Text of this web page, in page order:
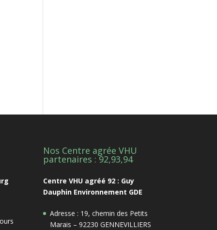
Nos Centre agrée VHU
partenaires : 92,93,94
Centre VHU agréé 92 : Guy
Dauphin Environnement GDE
Adresse : 19, chemin des Petits
Marais – 92230 GENNEVILLIERS